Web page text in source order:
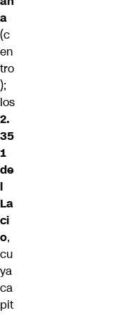
a
(c
en
tro
);
los
2.
35
1
de
l
La
ci
o,
cu
ya
ca
pit